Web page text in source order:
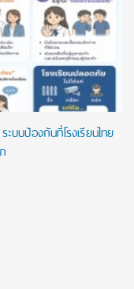
ะบบป้องกันที่โรงเรียนไทย